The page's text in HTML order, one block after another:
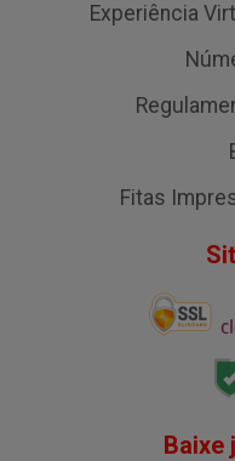
Experiência
Fitas
Baixe